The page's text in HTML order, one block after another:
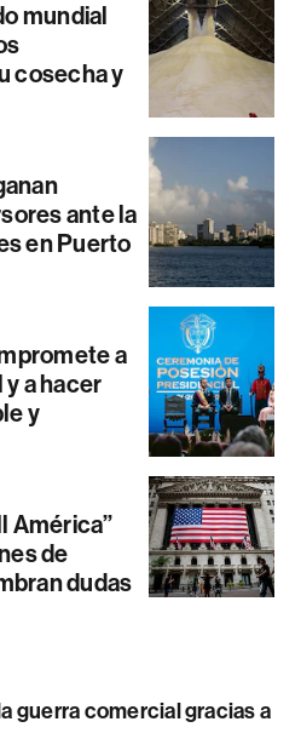
mundial
cosecha y
ante la
en Puerto
a
a hacer
y
América”
de
dudas
guerra comercial gracias a